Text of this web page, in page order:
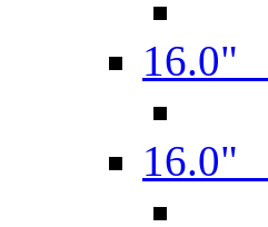
16.0"
16.0"